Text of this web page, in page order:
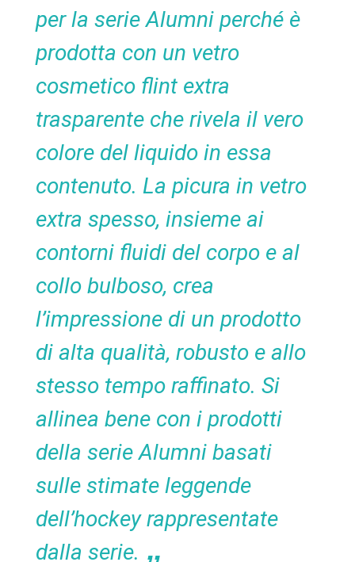
per la serie Alumni perché è
prodotta con un vetro
cosmetico flint extra
trasparente che rivela il vero
colore del liquido in essa
contenuto. La picura in vetro
extra spesso, insieme ai
contorni fluidi del corpo e al
collo bulboso, crea
l’impressione di un prodotto
di alta qualità, robusto e allo
stesso tempo raffinato. Si
allinea bene con i prodotti
della serie Alumni basati
sulle stimate leggende
dell’hockey rappresentate
dalla serie.